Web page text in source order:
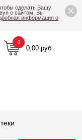
×
сделать Вашу
с сайтом, Вы
информация о
0,00 руб.
0